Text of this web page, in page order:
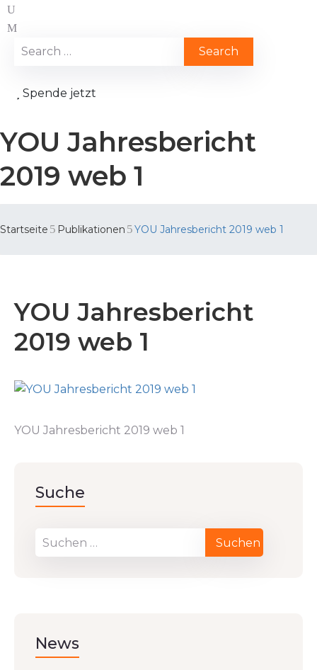
Spende jetzt
YOU Jahresbericht
2019 web 1
Startseite Publikationen YOU Jahresbericht 2019 web 1
YOU Jahresbericht
2019 web 1
YOU Jahresbericht 2019 web 1
Suche
News